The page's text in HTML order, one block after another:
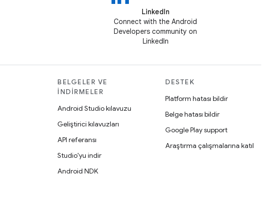
LinkedIn
Connect with the Android
Developers community on
LinkedIn
BELGELER VE
İNDIRMELER
Android Studio kılavuzu
Geliştirici kılavuzları
API referansı
Studio'yu indir
Android NDK
DESTEK
Platform hatası bildir
Belge hatası bildir
Google Play support
Araştırma çalışmalarına katıl